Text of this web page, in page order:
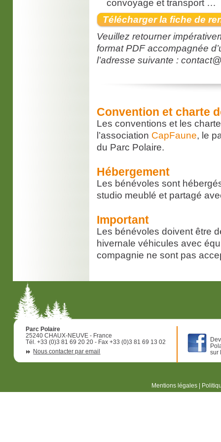
convoyage et transport …
Télécharger la fiche de
Veuillez retourner
format PDF accompagnée
l’adresse suivante :
Convention et charte
Les conventions et les
l’association CapFaune, le
du Parc Polaire.
Hébergement
Les bénévoles sont
studio meublé et partagé
Important
Les bénévoles doivent être
hivernale véhicules avec
compagnie ne sont pas
Parc Polaire
25240 CHAUX-NEUVE - France
Tél. +33 (0)3 81 69 20 20 - Fax +33 (0)3 81 69 13 02
Nous contacter par email
sur
Mentions légales